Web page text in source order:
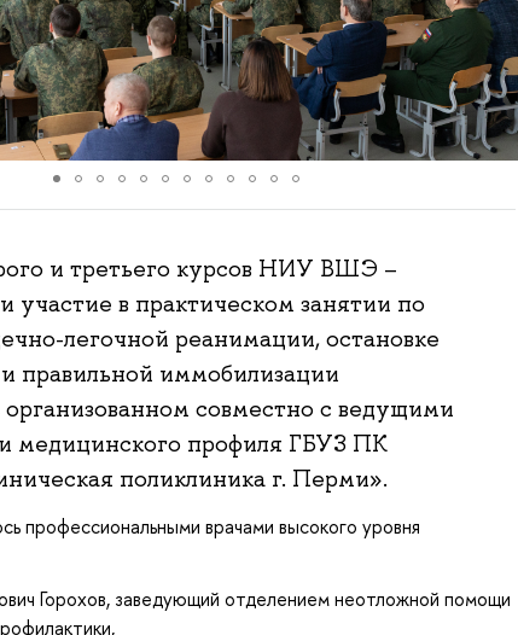
и третьего курсов НИУ ВШЭ –
участие в практическом занятии по
легочной реанимации, остановке
правильной иммобилизации
организованном совместно с ведущими
медицинского профиля ГБУЗ ПК
поликлиника г. Перми».
профессиональными врачами высокого уровня
Горохов, заведующий отделением неотложной помощи